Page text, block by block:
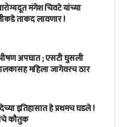
मंगेश चिवटे यांच्या
ताकद लावणार !
अपघात ; एसटी घुसली
महिला जागेवरच ठार
इतिहासात हे प्रथमच घडले !
कौतुक